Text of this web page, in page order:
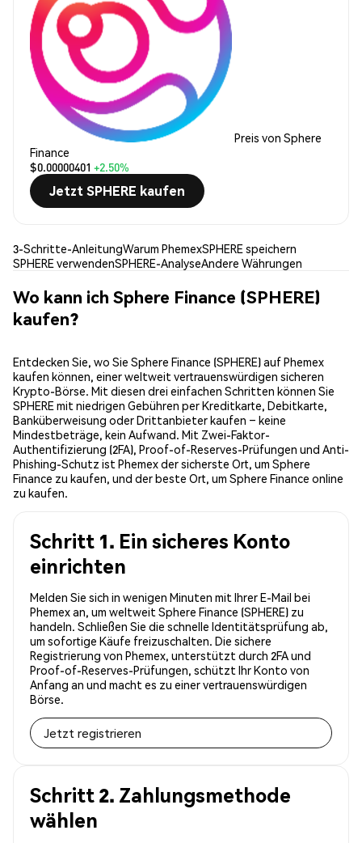
Preis von Sphere
Finance
$0.00000401 +2.50%
Jetzt SPHERE kaufen
3-Schritte-AnleitungWarum PhemexSPHERE speichern
SPHERE verwendenSPHERE-AnalyseAndere Währungen
Wo kann ich Sphere Finance (SPHERE)
kaufen?
Entdecken Sie, wo Sie Sphere Finance (SPHERE) auf Phemex
kaufen können, einer weltweit vertrauenswürdigen sicheren
Krypto-Börse. Mit diesen drei einfachen Schritten können Sie
SPHERE mit niedrigen Gebühren per Kreditkarte, Debitkarte,
Banküberweisung oder Drittanbieter kaufen – keine
Mindestbeträge, kein Aufwand. Mit Zwei-Faktor-
Authentifizierung (2FA), Proof-of-Reserves-Prüfungen und Anti-
Phishing-Schutz ist Phemex der sicherste Ort, um Sphere
Finance zu kaufen, und der beste Ort, um Sphere Finance online
zu kaufen.
Schritt 1. Ein sicheres Konto
einrichten
Melden Sie sich in wenigen Minuten mit Ihrer E-Mail bei
Phemex an, um weltweit Sphere Finance (SPHERE) zu
handeln. Schließen Sie die schnelle Identitätsprüfung ab,
um sofortige Käufe freizuschalten. Die sichere
Registrierung von Phemex, unterstützt durch 2FA und
Proof-of-Reserves-Prüfungen, schützt Ihr Konto von
Anfang an und macht es zu einer vertrauenswürdigen
Börse.
Jetzt registrieren
Schritt 2. Zahlungsmethode
wählen